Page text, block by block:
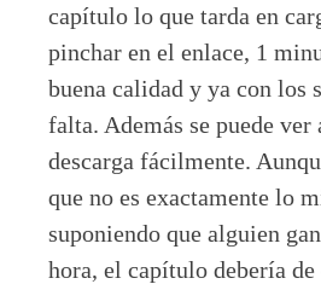
capítulo lo que tarda en
pinchar en el enlace, 1
buena calidad y ya con los
falta. Además se puede ver
descarga fácilmente.
que no es exactamente lo
suponiendo que alguien
hora, el capítulo debería de